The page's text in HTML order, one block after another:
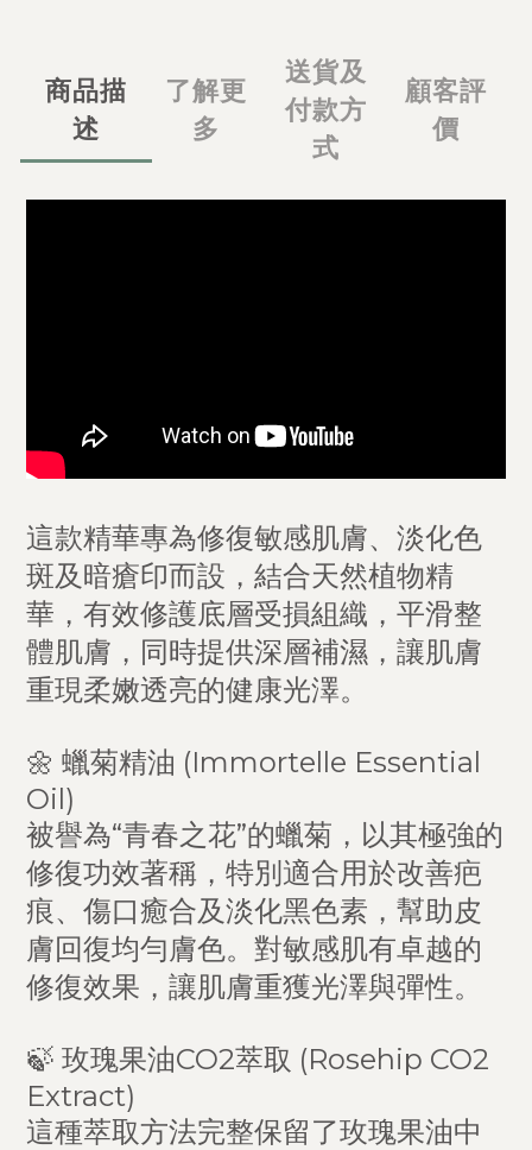
商品描
述
了解更
多
送貨及
付款方
式
顧客評
價
這款精華專為修復敏感肌膚、淡化色
斑及暗瘡印而設，結合天然植物精
華，有效修護底層受損組織，平滑整
體肌膚，同時提供深層補濕，讓肌膚
重現柔嫩透亮的健康光澤。
🌼 蠟菊精油 (Immortelle Essential
Oil)
被譽為“青春之花”的蠟菊，以其極強的
修復功效著稱，特別適合用於改善疤
痕、傷口癒合及淡化黑色素，幫助皮
膚回復均勻膚色。對敏感肌有卓越的
修復效果，讓肌膚重獲光澤與彈性。
🍃 玫瑰果油CO2萃取 (Rosehip CO2
Extract)
這種萃取方法完整保留了玫瑰果油中